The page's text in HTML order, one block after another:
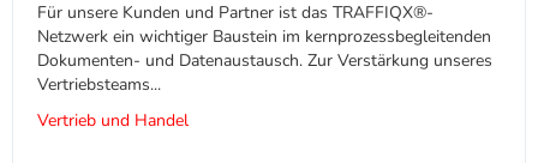
Für unsere Kunden und Partner ist das TRAFFIQX®-
Netzwerk ein wichtiger Baustein im kernprozessbegleitenden
Dokumenten- und Datenaustausch. Zur Verstärkung unseres
Vertriebsteams...
Vertrieb und Handel